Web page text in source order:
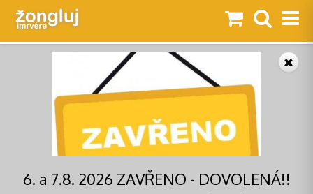
6. a 7.8. 2026 ZAVŘENO - DOVOLENÁ!!